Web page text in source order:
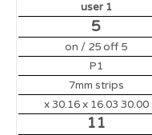
1 user
5
5 on / 25 off
P1
7mm strips
30.00 x 30.16 x 16.03
11